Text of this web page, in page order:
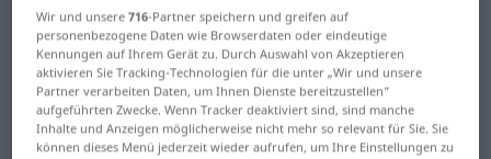
Deutsch-Englisch Übersetzung für
"durchtränken"
"durchtränken" Englisch
Wir und unsere716-Partner speichern und greifen auf
personenbezogene Daten wie Browserdaten oder eindeutige
Kennungen auf Ihrem Gerät zu. Durch Auswahl von Akzeptieren
aktivieren Sie Tracking-Technologien für die unter „Wir und unsere
Partner verarbeiten Daten, um Ihnen Dienste bereitzustellen“
aufgeführten Zwecke. Wenn Tracker deaktiviert sind, sind manche
Inhalte und Anzeigen möglicherweise nicht mehr so relevant für Sie. Sie
können dieses Menü jederzeit wieder aufrufen, um Ihre Einstellungen zu